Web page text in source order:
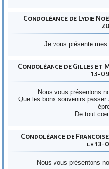
Condoléance de Lydie
Je vous présente
Condoléance de Gilles et
13-
Nous vous présentons
Que les bons souvenirs
De tout
Condoléance de
le 13-
Nous vous présentons